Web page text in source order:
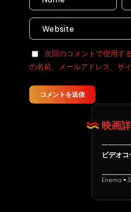
ゲ
ロ
Defecation
ョ
ッ
放
屁
3
次回のコメントで使用す
の名前、メールアドレス、サ
コメントを送信
映画
ビデオコ
Enema •